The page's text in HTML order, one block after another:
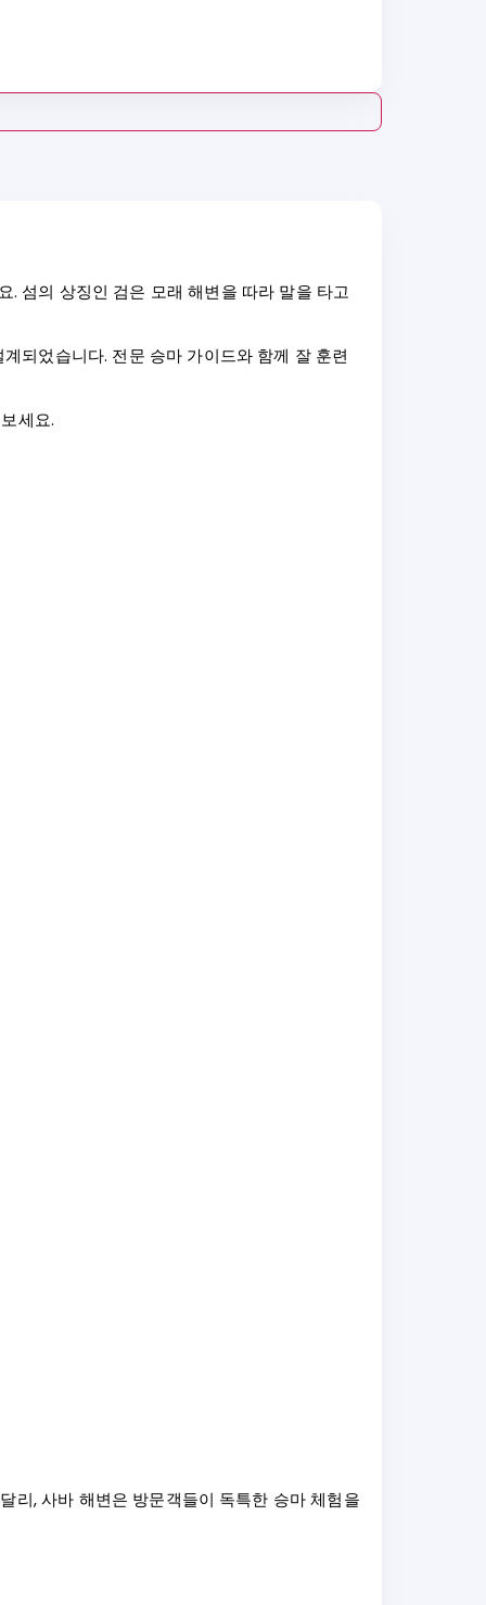
섬의 상징인 검은 모래 해변을 따라 말을 타고
되었습니다. 전문 승마 가이드와 함께 잘 훈련
세요.
리, 사바 해변은 방문객들이 독특한 승마 체험을